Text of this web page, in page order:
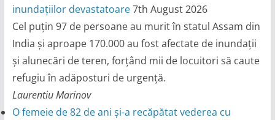
inundațiilor devastatoare7th August 2026
Cel puțin 97 de persoane au murit în statul Assam din
India și aproape 170.000 au fost afectate de inundații
și alunecări de teren, forțând mii de locuitori să caute
refugiu în adăposturi de urgență.
Laurentiu Marinov
O femeie de 82 de ani și-a recăpătat vederea cu